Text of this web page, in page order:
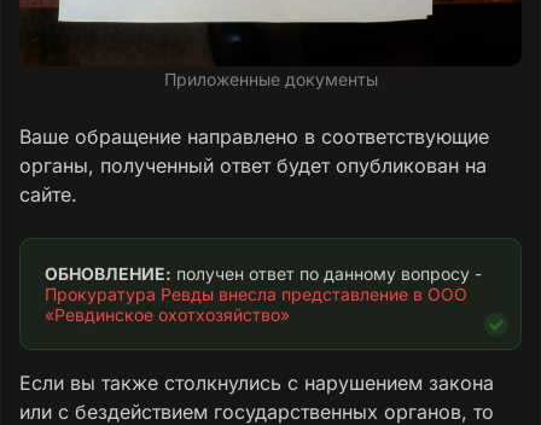
Приложенные документы
Ваше обращение направлено в соответствующие
органы, полученный ответ будет опубликован на
сайте.
ОБНОВЛЕНИЕ:
Прокуратура Ревды внесла представление в ООО
«Ревдинское охотхозяйство»
Если вы также столкнулись с нарушением закона
или с бездействием государственных органов, то